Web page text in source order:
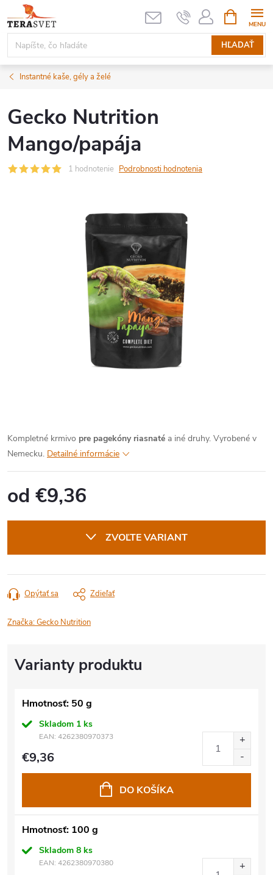
na
obsah
HĽADAŤ
KOŠÍK
Instantné kaše, gély a želé
Gecko Nutrition
Mango/papája
1 hodnotenie Podrobnosti hodnotenia
Kompletné krmivo pre pagekóny riasnaté a iné druhy. Vyrobené v
Nemecku. Detailné informácie
od €9,36
ZVOĽTE VARIANT
Opýtať sa Zdieľať
Značka:Gecko Nutrition
Hmotnosť: 50 g
Skladom 1 ks
EAN: 4262380970373
€9,36
DO KOŠÍKA
Hmotnosť: 100 g
Skladom 8 ks
EAN: 4262380970380